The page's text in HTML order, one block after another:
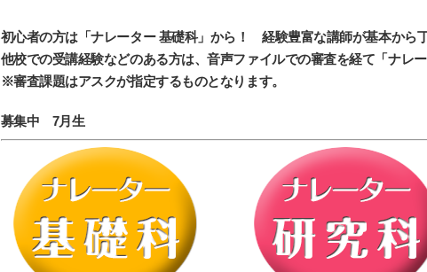
初心者の方は「ナレーター 基礎科」から！ 経験豊富な講師が基本から
他校での受講経験などのある方は、音声ファイルでの審査を経て「ナレ
※審査課題はアスクが指定するものとなります。
募集中 7月生